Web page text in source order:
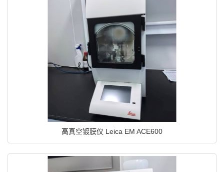
高真空镀膜仪 Leica EM ACE600